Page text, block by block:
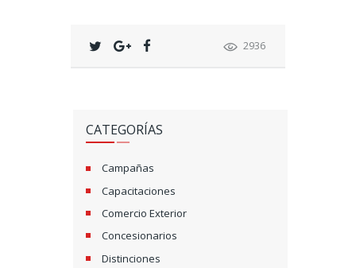
2936
CATEGORÍAS
Campañas
Capacitaciones
Comercio Exterior
Concesionarios
Distinciones